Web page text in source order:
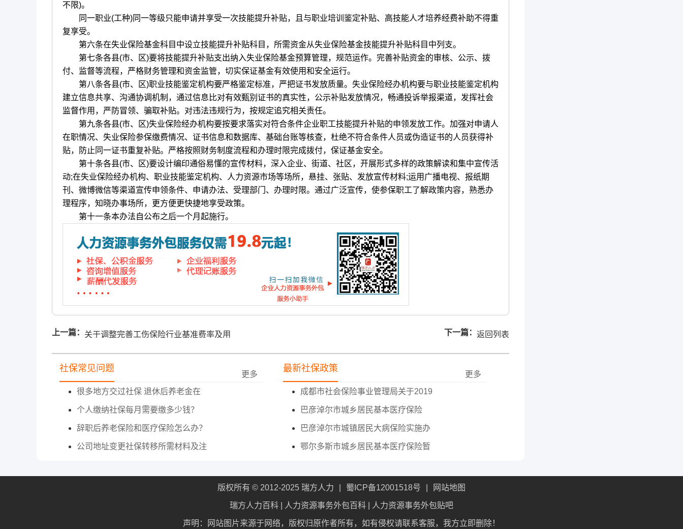
不限)。
同一职业(工种)同一等级只能申请并享受一次技能提升补贴，且与职业培训鉴定补贴、高技能人才培养经费补助不得重
复享受。
第六条在失业保险基金科目中设立技能提升补贴科目，所需资金从失业保险基金技能提升补贴科目中列支。
第七条各县(市、区)要将技能提升补贴支出纳入失业保险基金预算管理，规范运作。完善补贴资金的审核、公示、拨
付、监督等流程，严格财务管理和资金监管，切实保证基金有效使用和安全运行。
第八条各县(市、区)职业技能鉴定机构要严格鉴定标准，严把证书发放质量。失业保险经办机构要与职业技能鉴定机构
建立信息共享、沟通协调机制，通过信息比对有效甄别证书的真实性，公示补贴发放情况，畅通投诉举报渠道，发挥社会
监督作用，严防冒领、骗取补贴。对违法违规行为，按规定追究相关责任。
第九条各县(市、区)失业保险经办机构要按要求落实对符合条件企业职工技能提升补贴的申领发放工作。加强对申请人
在职情况、失业保险参保缴费情况、证书信息和数据库、基础台账等核查，杜绝不符合条件人员或伪造证书的人员获得补
贴，防止同一证书重复补贴。严格按照财务制度流程和办理时限完成拨付，保证基金安全。
第十条各县(市、区)要设计编印通俗易懂的宣传材料，深入企业、街道、社区，开展形式多样的政策解读和集中宣传活
动;在失业保险经办机构、职业技能鉴定机构、人力资源市场等场所，悬挂、张贴、发放宣传材料;运用广播电视、报纸期
刊、微博微信等渠道宣传申领条件、申请办法、受理部门、办理时限。通过广泛宣传，使参保职工了解政策内容，熟悉办
理程序，知晓办事场所，更方便更快捷地享受政策。
第十一条本办法自公布之后一个月起施行。
上一篇： 关于调整完善工伤保险行业基准费率及用
下一篇： 返回列表
社保常见问题
更多
很多地方交过社保 退休后养老金在
个人缴纳社保每月需要缴多少钱？
辞职后养老保险和医疗保险怎么办？
公司地址变更社保转移所需材料及注
最新社保政策
更多
成都市社会保险事业管理局关于2019
巴彦淖尔市城乡居民基本医疗保险
巴彦淖尔市城镇居民大病保险实施办
鄂尔多斯市城乡居民基本医疗保险暂
版权所有 © 2012-2025 瑞方人力 蜀ICP备12001518号 网站地图
瑞方人力百科 人力资源事务外包百科 人力资源事务外包贴吧
声明：网站图片来源于网络，版权归原作者所有，如有侵权请联系客服，我方立即删除！